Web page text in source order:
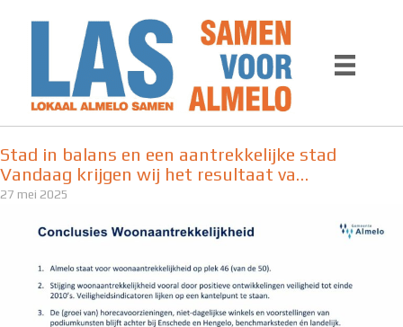
Stad in balans en een aantrekkelijke stad
Vandaag krijgen wij het resultaat va…
27 mei 2025